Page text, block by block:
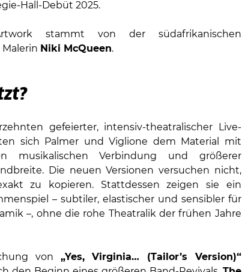
Hall-Debüt 2025.
stammt von der südafrikanischen
Niki McQueen.
gefeierter, intensiv-theatralischer Live-
sich Palmer und Viglione dem Material mit
musikalischen Verbindung und größerer
Die neuen Versionen versuchen nicht,
zu kopieren. Stattdessen zeigen sie ein
– subtiler, elastischer und sensibler für
–, ohne die rohe Theatralik der frühen Jahre
von „Yes, Virginia… (Tailor’s Version)“